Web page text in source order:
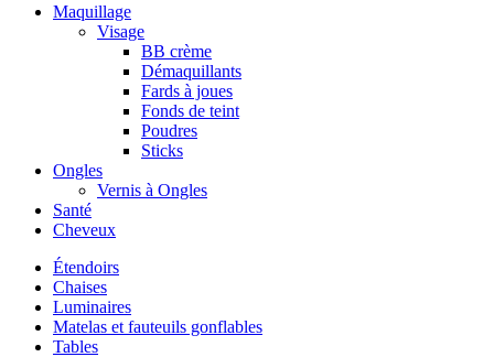
Maquillage
Visage
BB crème
Démaquillants
Fards à joues
Fonds de teint
Poudres
Sticks
Ongles
Vernis à Ongles
Santé
Cheveux
Étendoirs
Chaises
Luminaires
Matelas et fauteuils gonflables
Tables